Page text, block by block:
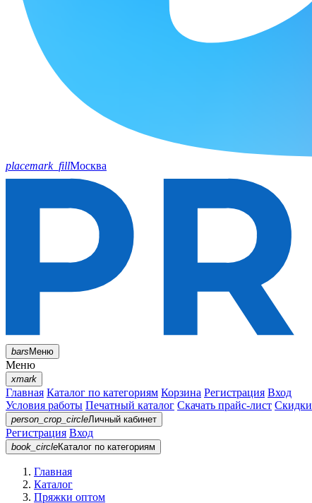
placemark_fillМосква
barsМеню
Меню
xmark
Главная Каталог по категориям Корзина Регистрация Вход
Условия работы Печатный каталог Скачать прайс-лист Скидки
person_crop_circleЛичный кабинет
Регистрация Вход
book_circleКаталог по категориям
Главная
Каталог
Пряжки оптом